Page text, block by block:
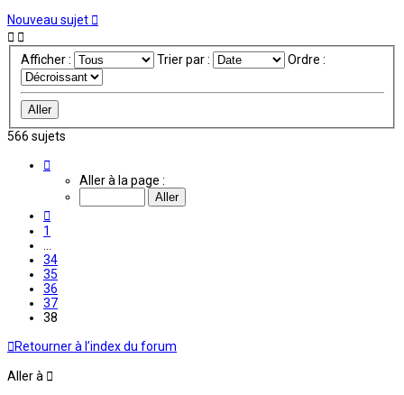
Nouveau sujet
Afficher : Trier par : Ordre :
566 sujets
Aller à la page :
1
34
35
36
37
38
Retourner à l’index du forum
Aller à